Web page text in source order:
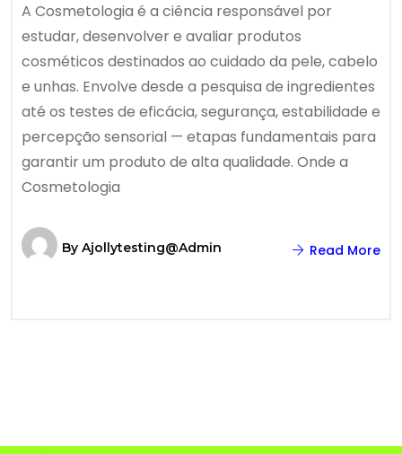
A Cosmetologia é a ciência responsável por
estudar, desenvolver e avaliar produtos
cosméticos destinados ao cuidado da pele, cabelo
e unhas. Envolve desde a pesquisa de ingredientes
até os testes de eficácia, segurança, estabilidade e
percepção sensorial — etapas fundamentais para
garantir um produto de alta qualidade. Onde a
Cosmetologia
By Ajollytesting@admin Read More